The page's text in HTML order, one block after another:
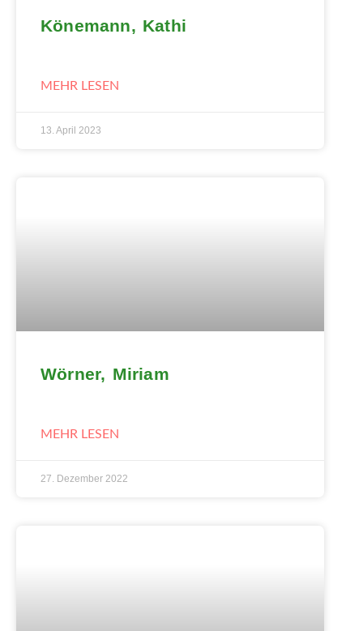
Könemann, Kathi
MEHR LESEN
13. April 2023
Wörner, Miriam
MEHR LESEN
27. Dezember 2022